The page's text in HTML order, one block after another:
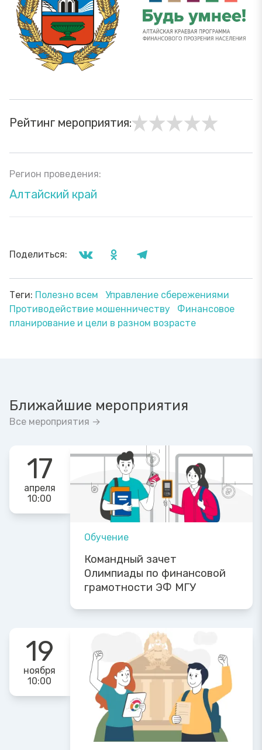
Рейтинг мероприятия:
Регион проведения:
Алтайский край
Поделиться:
Теги: Полезно всем
Управление сбережениями
Противодействие мошенничеству
Финансовое
планирование и цели в разном возрасте
Ближайшие мероприятия
Все мероприятия →
17
апреля
10:00
Обучение
Командный зачет
Олимпиады по финансовой
грамотности ЭФ МГУ
19
ноября
10:00